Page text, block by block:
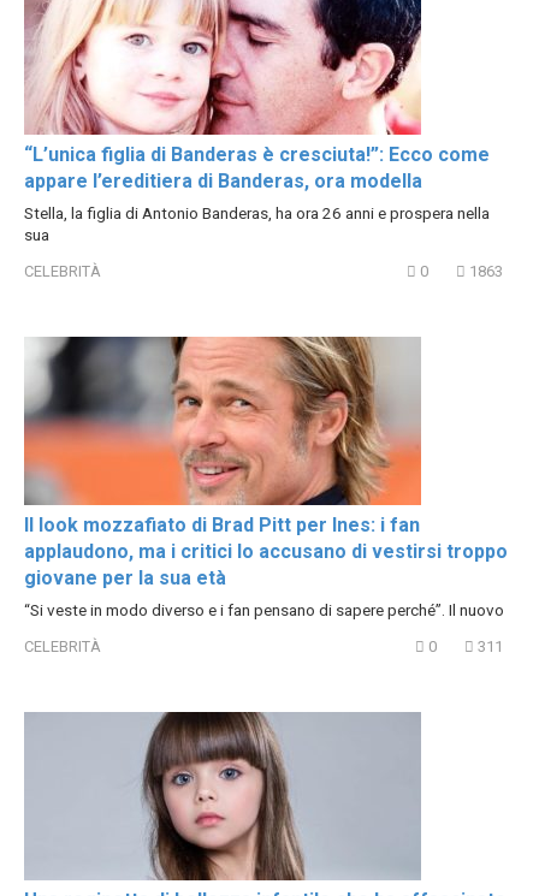
“L’unica figlia di Banderas è cresciuta!”: Ecco come
appare l’ereditiera di Banderas, ora modella
Stella, la figlia di Antonio Banderas, ha ora 26 anni e prospera nella
sua
CELEBRITÀ 0 1863
Il look mozzafiato di Brad Pitt per Ines: i fan
applaudono, ma i critici lo accusano di vestirsi troppo
giovane per la sua età
“Si veste in modo diverso e i fan pensano di sapere perché”. Il nuovo
CELEBRITÀ 0 311